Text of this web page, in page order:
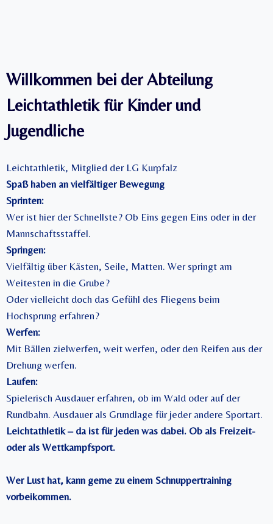
Willkommen bei der Abteilung
Leichtathletik für Kinder und
Jugendliche
Leichtathletik, Mitglied der LG Kurpfalz
Spaß haben an vielfältiger Bewegung
Sprinten:
Wer ist hier der Schnellste? Ob Eins gegen Eins oder in der
Mannschaftsstaffel.
Springen:
Vielfältig über Kästen, Seile, Matten. Wer springt am
Weitesten in die Grube?
Oder vielleicht doch das Gefühl des Fliegens beim
Hochsprung erfahren?
Werfen:
Mit Bällen zielwerfen, weit werfen, oder den Reifen aus der
Drehung werfen.
Laufen:
Spielerisch Ausdauer erfahren, ob im Wald oder auf der
Rundbahn. Ausdauer als Grundlage für jeder andere Sportart.
Leichtathletik – da ist für jeden was dabei. Ob als Freizeit-
oder als Wettkampfsport.
Wer Lust hat, kann gerne zu einem Schnuppertraining
vorbeikommen.